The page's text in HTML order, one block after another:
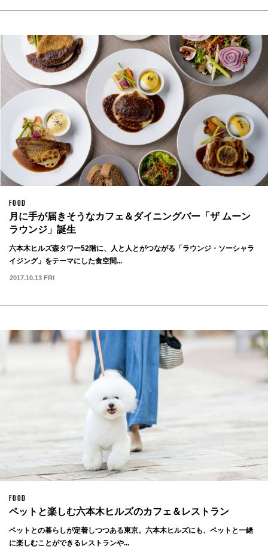
FOOD
月に手が届きそうなカフェ＆ダイニングバー「ザ ムーン
ラウンジ」誕生
六本木ヒルズ森タワー52階に、人と人とがつながる「ラウンジ・ソーシャラ
イジング」をテーマにした食空間...
2017.10.13 FRI
FOOD
ペットと楽しむ六本木ヒルズのカフェ＆レストラン
ペットとの暮らしが定着しつつある東京。六本木ヒルズにも、ペットと一緒
に楽しむことができるレストランや...